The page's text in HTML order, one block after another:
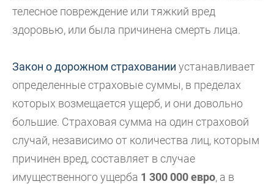
телесное повреждение или тяжкий вред
здоровью, или была причинена смерть лица.
Закон о дорожном страховании устанавливает
определенные страховые суммы, в пределах
которых возмещается ущерб, и они довольно
большие. Страховая сумма на один страховой
случай, независимо от количества лиц, которым
причинен вред, составляет в случае
имущественного ущерба 1 300 000 евро, а в